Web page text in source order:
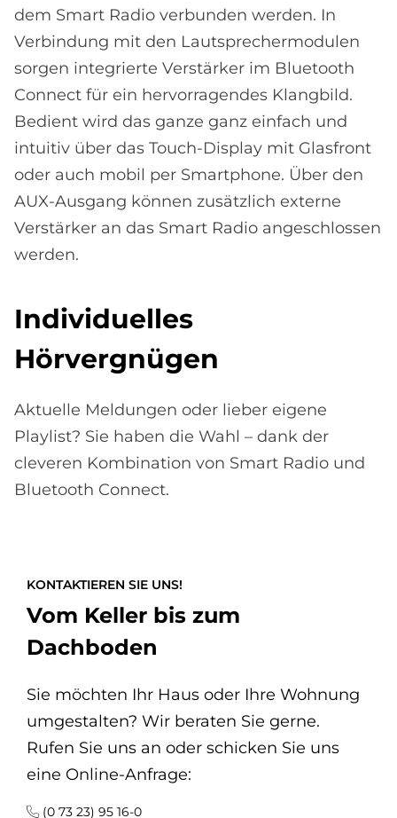
dem Smart Radio verbunden werden. In
Verbindung mit den Lautsprechermodulen
sorgen integrierte Verstärker im Bluetooth
Connect für ein hervorragendes Klangbild.
Bedient wird das ganze ganz einfach und
intuitiv über das Touch-Display mit Glasfront
oder auch mobil per Smartphone. Über den
AUX-Ausgang können zusätzlich externe
Verstärker an das Smart Radio angeschlossen
werden.
In­di­vi­du­el­les
Hör­ver­gnü­gen
Aktuelle Meldungen oder lieber eigene
Playlist? Sie haben die Wahl – dank der
cleveren Kombination von Smart Radio und
Bluetooth Connect.
KONTAKTIEREN SIE UNS!
Vom Keller bis zum
Dachboden
Sie möchten Ihr Haus oder Ihre Wohnung
umgestalten? Wir beraten Sie gerne.
Rufen Sie uns an oder schicken Sie uns
eine Online-Anfrage:
(0 73 23) 95 16-0